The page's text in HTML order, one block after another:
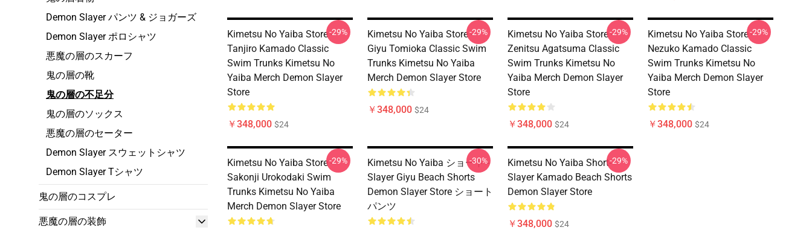
Demon Slayer パンツ & ジョガーズ
Demon Slayer ポロシャツ
悪魔の層のスカーフ
鬼の層の靴
鬼の層の不足分
鬼の層のソックス
悪魔の層のセーター
Demon Slayer スウェットシャツ
Demon Slayer Tシャツ
鬼の層のコスプレ
悪魔の層の装飾
Kimetsu No Yaiba Store -
Tanjiro Kamado Classic
Swim Trunks Kimetsu No
Yaiba Merch Demon Slayer
Store
￥348,000 $24
-29%
Kimetsu No Yaiba Store -
Giyu Tomioka Classic Swim
Trunks Kimetsu No Yaiba
Merch Demon Slayer Store
￥348,000 $24
-29%
Kimetsu No Yaiba Store -
Zenitsu Agatsuma Classic
Swim Trunks Kimetsu No
Yaiba Merch Demon Slayer
Store
￥348,000 $24
-29%
Kimetsu No Yaiba Store -
Nezuko Kamado Classic
Swim Trunks Kimetsu No
Yaiba Merch Demon Slayer
Store
￥348,000 $24
-29%
Kimetsu No Yaiba Store -
Sakonji Urokodaki Swim
Trunks Kimetsu No Yaiba
Merch Demon Slayer Store
-29%
Kimetsu No Yaiba ショート -
Slayer Giyu Beach Shorts
Demon Slayer Store ショート
パンツ
-30%
Kimetsu No Yaiba Short-
Slayer Kamado Beach Shorts
Demon Slayer Store
￥348,000 $24
-29%